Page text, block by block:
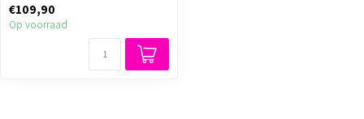
€109,90
Op voorraad